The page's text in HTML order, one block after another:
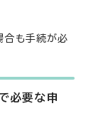
合も手続が必
必要な申